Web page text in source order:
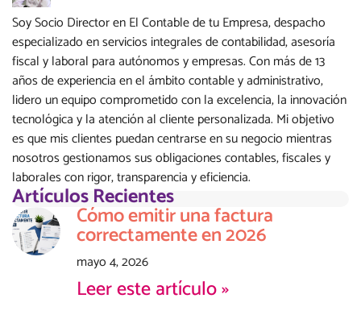
Soy Socio Director en El Contable de tu Empresa, despacho
especializado en servicios integrales de contabilidad, asesoría
fiscal y laboral para autónomos y empresas. Con más de 13
años de experiencia en el ámbito contable y administrativo,
lidero un equipo comprometido con la excelencia, la innovación
tecnológica y la atención al cliente personalizada. Mi objetivo
es que mis clientes puedan centrarse en su negocio mientras
nosotros gestionamos sus obligaciones contables, fiscales y
laborales con rigor, transparencia y eficiencia.
Artículos Recientes
Cómo emitir una factura
correctamente en 2026
mayo 4, 2026
Leer este artículo »